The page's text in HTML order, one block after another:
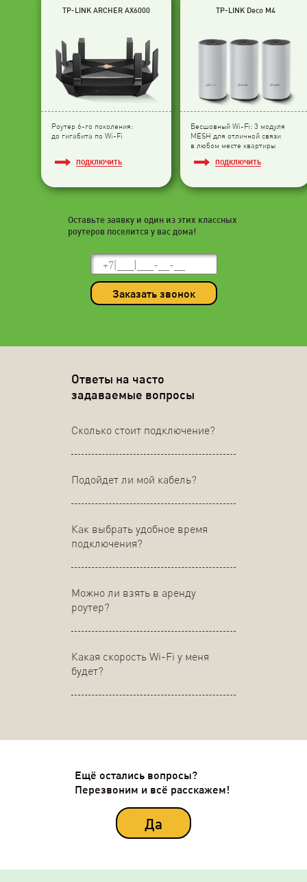
TP-LINK ARCHER AX6000
Роутер 6-го поколения:
до гигабита по Wi-Fi
ПОДКЛЮЧИТЬ
TP-LINK Deco M4
Бесшовный Wi-Fi: 3 модуля
МESH для отличной связи
в любом месте квартиры
ПОДКЛЮЧИТЬ
Оставьте заявку и один из этих классных
роутеров поселится у вас дома!
Заказать звонок
Ответы на часто
задаваемые вопросы
Сколько стоит подключение?
Подойдет ли мой кабель?
Как выбрать удобное время
подключения?
Можно ли взять в аренду
роутер?
Какая скорость Wi-Fi у меня
будет?
Ещё остались вопросы?
Перезвоним и всё расскажем!
Да